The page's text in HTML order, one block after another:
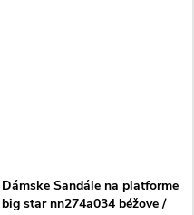
Dámske Sandále na platforme
big star nn274a034 béžove /